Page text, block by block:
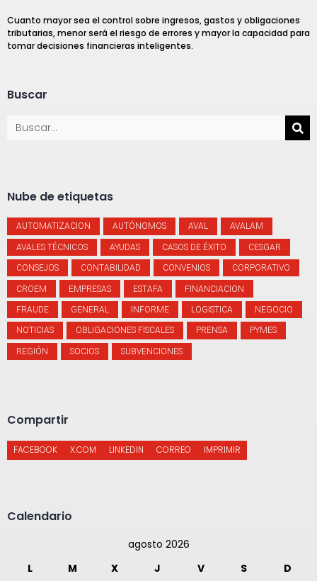
Cuanto mayor sea el control sobre ingresos, gastos y obligaciones
tributarias, menor será el riesgo de errores y mayor la capacidad para
tomar decisiones financieras inteligentes.
Buscar
Nube de etiquetas
AUTOMATIZACION AUTÓNOMOS AVAL AVALAM
AVALES TÉCNICOS AYUDAS CASOS DE ÉXITO CESGAR
CONSEJOS CONTABILIDAD CONVENIOS CORPORATIVO
CROEM EMPRESAS ESTAFA FINANCIACION
FRAUDE GENERAL INFORME LOGISTICA NEGOCIO
NOTICIAS OBLIGACIONES FISCALES PRENSA PYMES
REGIÓN SOCIOS SUBVENCIONES
Compartir
FACEBOOK X.COM LINKEDIN CORREO IMPRIMIR
Calendario
agosto 2026
L
M X J V S
D